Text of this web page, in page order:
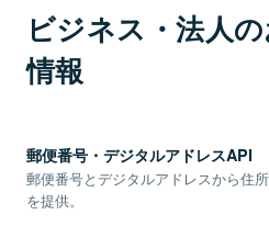
ビジネス・法人
情報
郵便番号・デジタルアドレスAPI
郵便番号とデジタルアドレスから住
を提供。